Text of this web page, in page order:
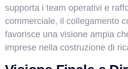
supporta i team operativi e
commerciale, il collegamento
favorisce una visione ampia
imprese nella costruzione di